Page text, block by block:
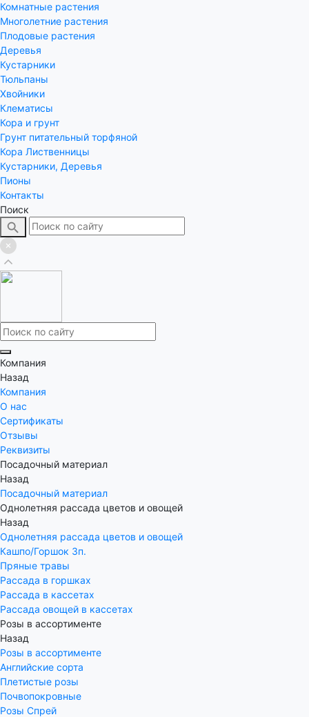
Комнатные растения
Многолетние растения
Плодовые растения
Деревья
Кустарники
Тюльпаны
Хвойники
Клематисы
Кора и грунт
Грунт питательный торфяной
Кора Лиственницы
Кустарники, Деревья
Пионы
Контакты
Поиск
Компания
Назад
Компания
О нас
Сертификаты
Отзывы
Реквизиты
Посадочный материал
Назад
Посадочный материал
Однолетняя рассада цветов и овощей
Назад
Однолетняя рассада цветов и овощей
Кашпо/Горшок 3п.
Пряные травы
Рассада в горшках
Рассада в кассетах
Рассада овощей в кассетах
Розы в ассортименте
Назад
Розы в ассортименте
Английские сорта
Плетистые розы
Почвопокровные
Розы Спрей